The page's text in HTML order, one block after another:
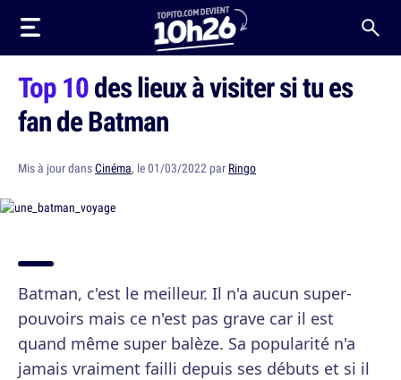
Top 10des lieux à visiter si tu es
fan de Batman
Mis à jour dansCinéma, le 01/03/2022 par Ringo
Batman, c'est le meilleur. Il n'a aucun super-
pouvoirs mais ce n'est pas grave car il est
quand même super balèze. Sa popularité n'a
jamais vraiment failli depuis ses débuts et si il